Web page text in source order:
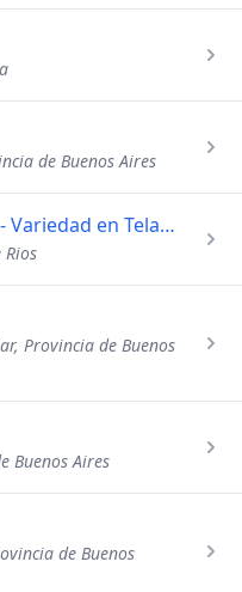
de Buenos Aires
Doña Rosa - Almacen de Telas - Variedad en Telas de Moda - e
Provincia de Buenos
Buenos Aires
de Buenos